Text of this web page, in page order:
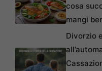
cosa
mangi
Divorzio